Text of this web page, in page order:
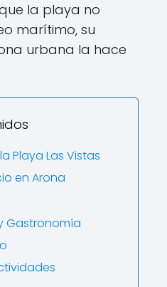
la playa no
marítimo, su
urbana la hace
Playa Las Vistas
en Arona
Gastronomía